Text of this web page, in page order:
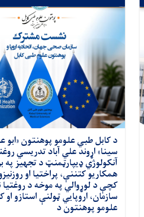
د کابل طبي علومو پوهنتون «ابو
سینا» اړوند علي آباد تدریسي
آنکولوژي ډيپارټمنټ د تجهیز
همکاریو کتننې، پراختیا او
کچې د لوړوالي په موخه د روغتیا
سازمان، اروپايي ټولنې استازو
علومو پوهنتون د